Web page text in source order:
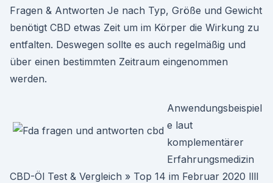
Fragen & Antworten Je nach Typ, Größe und Gewicht
benötigt CBD etwas Zeit um im Körper die Wirkung zu
entfalten. Deswegen sollte es auch regelmäßig und
über einen bestimmten Zeitraum eingenommen
werden.
Anwendungsbeispiel
e laut
komplementärer
Erfahrungsmedizin
CBD-Öl Test & Vergleich » Top 14 im Februar 2020 llll